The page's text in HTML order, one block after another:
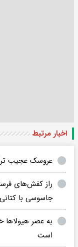
اخبار مرتبط
عروسک عجیب
راز کفش‌های
جاسوسی با کتانی
به عصر
است